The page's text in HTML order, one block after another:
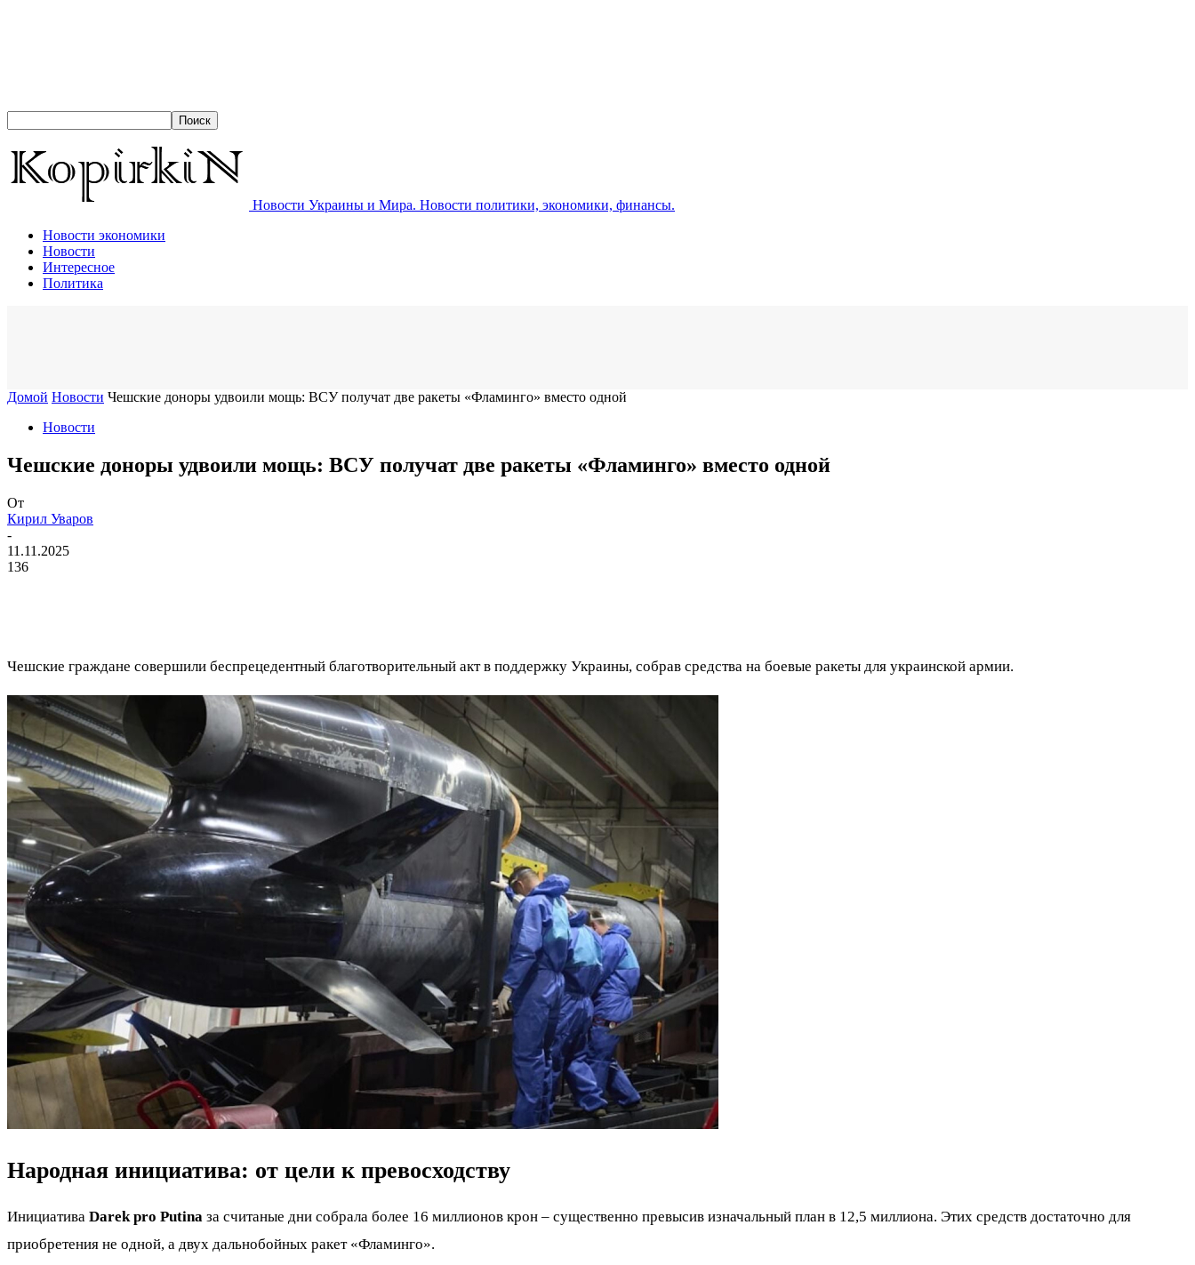
Новости Украины и Мира. Новости политики, экономики, финансы.
Новости экономики
Новости
Интересное
Политика
Домой Новости Чешские доноры удвоили мощь: ВСУ получат две ракеты «Фламинго» вместо одной
Новости
Чешские доноры удвоили мощь: ВСУ получат две ракеты «Фламинго» вместо одной
От
Кирил Уваров
-
11.11.2025
136
Чешские граждане совершили беспрецедентный благотворительный акт в поддержку Украины, собрав средства на боевые ракеты для украинской армии.
Народная инициатива: от цели к превосходству
Инициатива Darek pro Putina за считаные дни собрала более 16 миллионов крон – существенно превысив изначальный план в 12,5 миллиона. Этих средств достаточно для
приобретения не одной, а двух дальнобойных ракет «Фламинго».